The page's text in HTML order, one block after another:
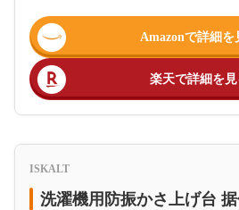
Amazonで詳細を
楽天で詳細を見
ISKALT
洗濯機用防振かさ上げ台